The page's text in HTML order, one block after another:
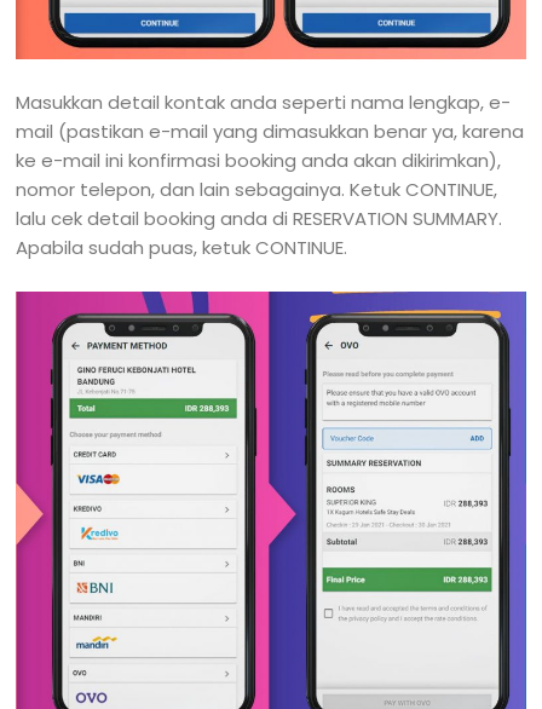
Masukkan detail kontak anda seperti nama lengkap, e-
mail (pastikan e-mail yang dimasukkan benar ya, karena
ke e-mail ini konfirmasi booking anda akan dikirimkan),
nomor telepon, dan lain sebagainya. Ketuk CONTINUE,
lalu cek detail booking anda di RESERVATION SUMMARY.
Apabila sudah puas, ketuk CONTINUE.